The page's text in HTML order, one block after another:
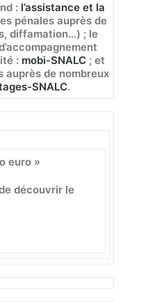
: l’assistance et la
pénales auprès de
diffamation…) ; le
: mobi-SNALC ; et
auprès de nombreux
SNALC.
euro »
découvrir le